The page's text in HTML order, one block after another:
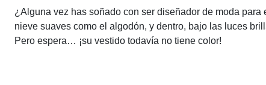
¿Alguna vez has soñado con ser diseñador de moda
nieve suaves como el algodón, y dentro, bajo las luces
Pero espera… ¡su vestido todavía no tiene color!